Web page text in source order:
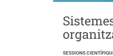
SESSIONS